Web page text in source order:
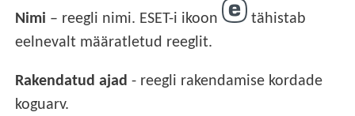
Nimi – reegli nimi. ESET-i ikoon
tähistab
eelnevalt määratletud reeglit.
Rakendatud ajad - reegli rakendamise kordade
koguarv.